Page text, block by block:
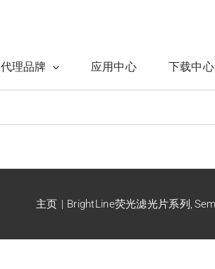
代理品牌 应用中心 下载中心
主页 BrightLine荧光滤光片系列